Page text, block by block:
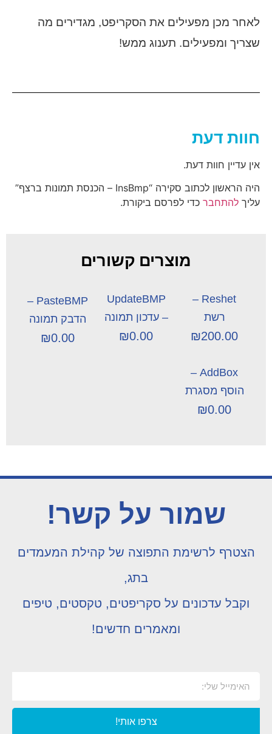
לאחר מכן מפעילים את הסקריפט, מגדירים מה
שצריך ומפעילים. תענוג ממש!
חוות דעת
אין עדיין חוות דעת.
היה הראשון לכתוב סקירה “InsBmp – הכנסת תמונות ברצף”
עליך להתחבר כדי לפרסם ביקורת.
מוצרים קשורים
Reshet –
רשת
₪200.00
UpdateBMP
– עדכון תמונה
₪0.00
PasteBMP –
הדבק תמונה
₪0.00
AddBox –
הוסף מסגרת
₪0.00
שמור על קשר!
הצטרף לרשימת התפוצה של קהילת המעמדים
בתג,
וקבל עדכונים על סקריפטים, טקסטים, טיפים
ומאמרים חדשים!
צרפו אותי!